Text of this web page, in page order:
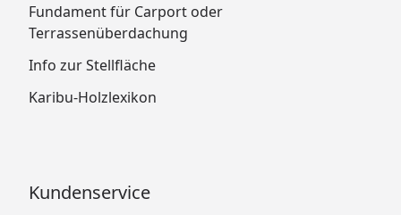
Fundament für Carport oder
Terrassenüberdachung
Info zur Stellfläche
Karibu-Holzlexikon
Kundenservice